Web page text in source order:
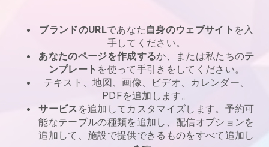
ブランドのURLであなた 自身のウェブサイト を入
手してください。
あなたのページを作成するか、または私たちのテ
ンプレート を使って手引きをしてください。
テキスト、地図、画像、ビデオ、カレンダー、
PDFを追加します。
サービス を追加してカスタマイズします。予約可
能なテーブルの種類を追加し、配信オプションを
追加して、施設で提供できるものをすべて追加し